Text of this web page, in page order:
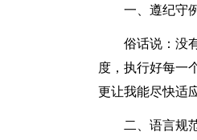
一、遵纪守
俗话说：没
度，执行好每一
更让我能尽快适
二、语言规